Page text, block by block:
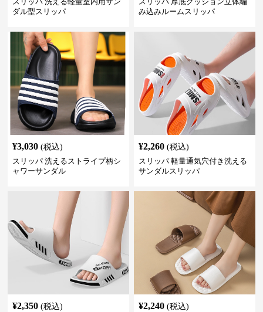
ダル型スリッパ
み込みルームスリッパ
¥3,030 (税込)
スリッパ 洗えるストライプ柄シ
ャワーサンダル
¥2,260 (税込)
スリッパ 軽量通気穴付き洗える
サンダルスリッパ
¥2,350 (税込)
¥2,240 (税込)